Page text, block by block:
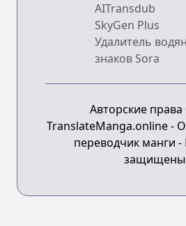
AITransdub
SkyGen Plus
Удалитель
знаков Sora
Авторские
TranslateManga.online -
переводчик манги -